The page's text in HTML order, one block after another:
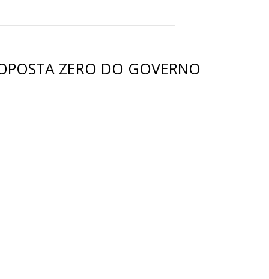
ZERO DO GOVERNO